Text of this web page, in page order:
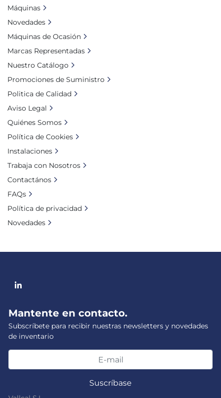
linkedin
Mantente en contacto.
Subscríbete para recibir nuestras newsletters y novedades
de inventario
Suscríbase
Máquinas
Novedades
Máquinas de Ocasión
Marcas Representadas
Nuestro Catálogo
Promociones de Suministro
Politica de Calidad
Aviso Legal
Quiénes Somos
Política de Cookies
Instalaciones
Trabaja con Nosotros
Contactános
FAQs
Política de privacidad
Novedades